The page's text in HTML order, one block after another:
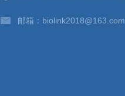
邮箱：biolink2018@163.com